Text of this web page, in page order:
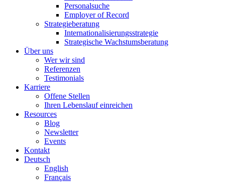
Personalsuche
Employer of Record
Strategieberatung
Internationalisierungsstrategie
Strategische Wachstumsberatung
Über uns
Wer wir sind
Referenzen
Testimonials
Karriere
Offene Stellen
Ihren Lebenslauf einreichen
Resources
Blog
Newsletter
Events
Kontakt
Deutsch
English
Français